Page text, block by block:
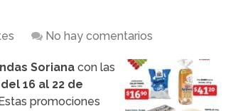
No hay comentarios
Soriana con las
16 al 22 de
promociones